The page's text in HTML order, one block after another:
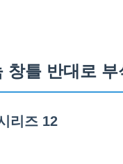
창틀 반대로
리즈 12